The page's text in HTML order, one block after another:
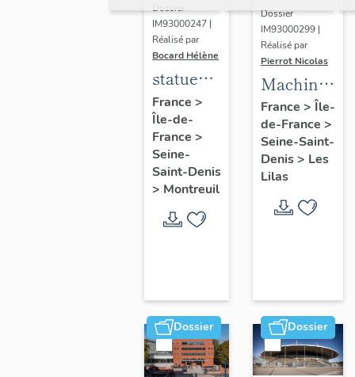
Dossier
IM93000247 |
Réalisé par
Bocard Hélène
statues
colossales
: le
discobole,
le
tennisman
France >
Île-de-
France >
Seine-
Saint-Denis
> Montreuil
Dossier
IM93000299 |
Réalisé par
Pierrot Nicolas
Machine
à
déchiqueter
et à
épurer
France > Île-
de-France >
Seine-Saint-
Denis> Les
Lilas
Dossier Dossier